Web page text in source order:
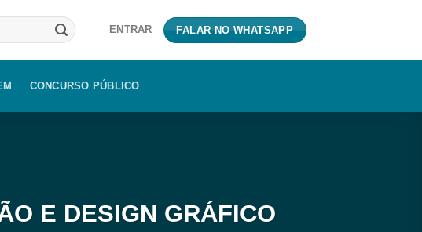
ENTRAR FALAR NO WHATSAPP
CONCURSO PÚBLICO
E DESIGN GRÁFICO